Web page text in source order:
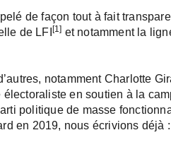
de façon tout à fait
de LFI [1] et notamment la
notamment Charlotte
électoraliste en soutien à la
politique de masse
en 2019, nous écrivions déjà :